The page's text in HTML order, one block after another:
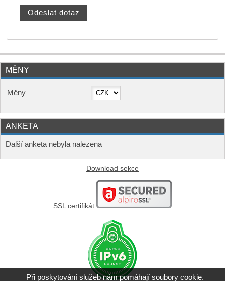
MĚNY
Měny
ANKETA
Další anketa nebyla nalezena
Download sekce
SSL certifikát
Při poskytování služeb nám pomáhají soubory cookie.